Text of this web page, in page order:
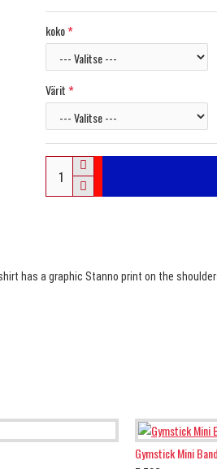
koko
Värit
has a graphic Stanno print on the
Gymstick Mini